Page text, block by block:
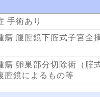
手術あり
瘍 腹腔鏡下腟式子宮全
瘍 卵巣部分切除術（腟
鏡によるもの等